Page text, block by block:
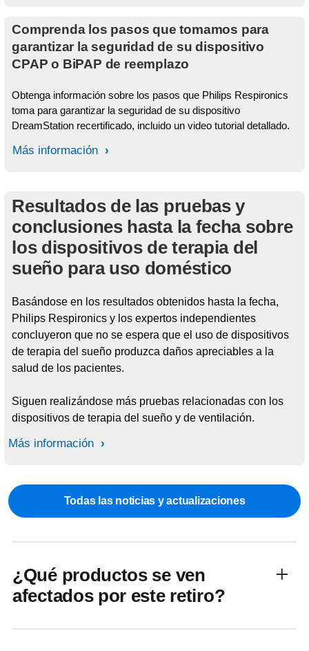
Comprenda los pasos que tomamos para
garantizar la seguridad de su dispositivo
CPAP o BiPAP de reemplazo
Obtenga información sobre los pasos que Philips Respironics
toma para garantizar la seguridad de su dispositivo
DreamStation recertificado, incluido un video tutorial detallado.
Más información
Resultados de las pruebas y
conclusiones hasta la fecha sobre
los dispositivos de terapia del
sueño para uso doméstico
Basándose en los resultados obtenidos hasta la fecha,
Philips Respironics y los expertos independientes
concluyeron que no se espera que el uso de dispositivos
de terapia del sueño produzca daños apreciables a la
salud de los pacientes.
Siguen realizándose más pruebas relacionadas con los
dispositivos de terapia del sueño y de ventilación.
Más información
Todas las noticias y actualizaciones
¿Qué productos se ven
afectados por este retiro?